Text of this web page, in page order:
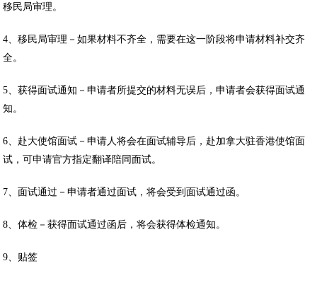
移民局审理。
4、移民局审理－如果材料不齐全，需要在这一阶段将申请材料补交齐
全。
5、获得面试通知－申请者所提交的材料无误后，申请者会获得面试通
知。
6、赴大使馆面试－申请人将会在面试辅导后，赴加拿大驻香港使馆面
试，可申请官方指定翻译陪同面试。
7、面试通过－申请者通过面试，将会受到面试通过函。
8、体检－获得面试通过函后，将会获得体检通知。
9、贴签